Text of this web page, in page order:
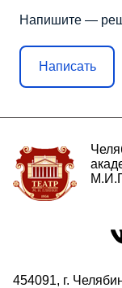
Напишите —
Написать
454091, г.